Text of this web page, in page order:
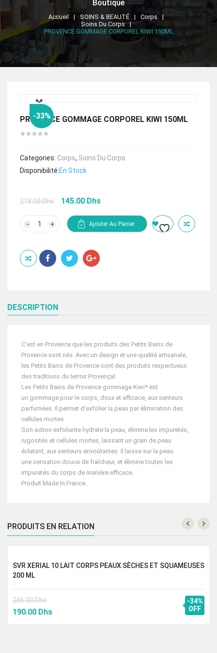
Boutique
Accueil SOINS & BEAUTÉ
Corps
Soins Du Corps
PROVENCE GOMMAGE CORPOREL KIWI 150ML
-33%
PROVENCE GOMMAGE CORPOREL KIWI 150ML
Categories: Corps, Soins Du Corps
Disponibilité:En Stock
218.00Dhs
Le
initial
était :
145.00 Dhs
est :
CORPOREL
KIWI
150ML
Ajouter Au Panier
DESCRIPTION
C’est en Provence que les produits des Petits Bains de
Provence sont nés. Avec un design et une qualité artisanale,
les Petits Bains de Provence sont des produits respectueux
des traditions du terroir Provençal.
Les Petits Bains de Provence gommage Kiwi* est
un gommage pour le corps, doux et efficace, aux senteurs
parfumées. Il permet d’exfolier la peau par élimination des
cellules mortes.
Son action exfoliante hydrate la peau, élimine les impuretés,
rugosités et cellules mortes, laissant un grain de peau
éclatant, aux senteurs envoûtantes. Il laisse sur la peau
une sensation douce de fraîcheur, et élimine toutes les
impuretés du corps de manière efficace.
Produit Made In France.
PRODUITS EN RELATION
SVR XERIAL 10 LAIT CORPS PEAUX SÈCHES ET SQUAMEUSES
200 ML
286.00Dhs
Le
190.00 DhsLe
-34%
OFF